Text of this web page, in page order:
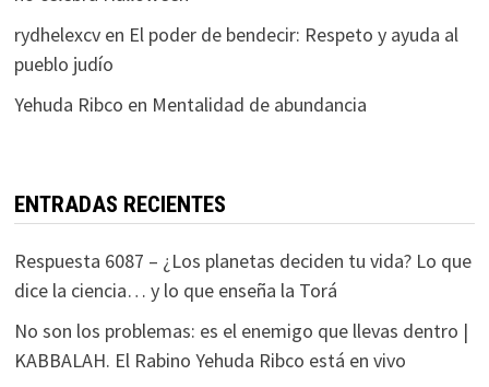
rydhelexcven El poder de bendecir: Respeto y ayuda al
pueblo judío
Yehuda Ribco en Mentalidad de abundancia
ENTRADAS RECIENTES
Respuesta 6087 – ¿Los planetas deciden tu vida? Lo que
dice la ciencia… y lo que enseña la Torá
No son los problemas: es el enemigo que llevas dentro |
KABBALAH. El Rabino Yehuda Ribco está en vivo